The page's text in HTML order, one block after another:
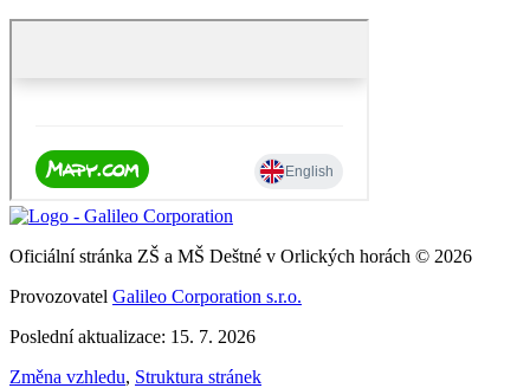
Oficiální stránka ZŠ a MŠ Deštné v Orlických horách © 2026
Provozovatel Galileo Corporation s.r.o.
Poslední aktualizace: 15. 7. 2026
Změna vzhledu, Struktura stránek